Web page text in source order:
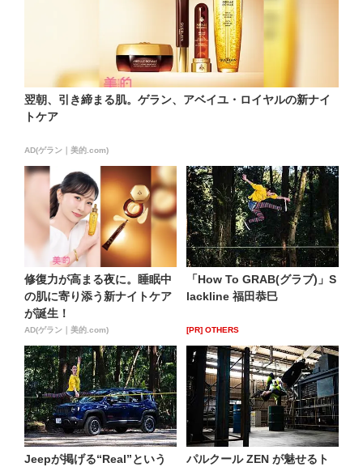
翌朝、引き締まる肌。ゲラン、アベイユ・ロイヤルの新ナイ
トケア
AD(ゲラン｜美的.com)
修復力が高まる夜に。睡眠中
の肌に寄り添う新ナイトケア
が誕生！
AD(ゲラン｜美的.com)
「How To GRAB(グラブ)」S
lackline 福田恭巳
[PR] OTHERS
Jeepが掲げる“Real”という
パルクール ZEN が魅せるト